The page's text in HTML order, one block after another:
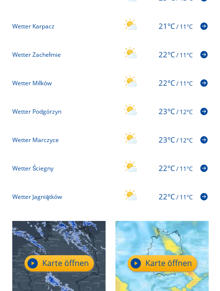
Wetter Karpacz 21°C/11°C
Wetter Zachełmie 22°C/11°C
Wetter Miłków 22°C/11°C
Wetter Podgórzyn 23°C/12°C
Wetter Marczyce 23°C/12°C
Wetter Ściegny 22°C/11°C
Wetter Jagniątków 22°C/11°C
Karte öffnen Karte öffnen